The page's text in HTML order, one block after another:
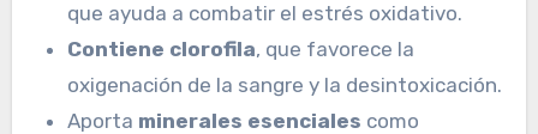
que ayuda a combatir el estrés oxidativo.
Contiene clorofila, que favorece la
oxigenación de la sangre y la desintoxicación.
Aporta minerales esenciales como